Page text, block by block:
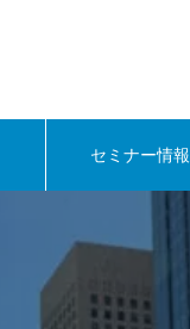
セミナー情報